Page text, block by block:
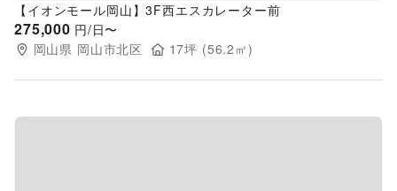
【イオンモール岡山】3F西エスカレーター前
275,000 円/日〜
岡山県 岡山市北区 17坪 (56.2 ㎡)